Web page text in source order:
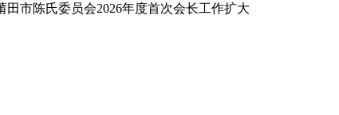
市陈氏委员会2026年度首次会长工作扩大